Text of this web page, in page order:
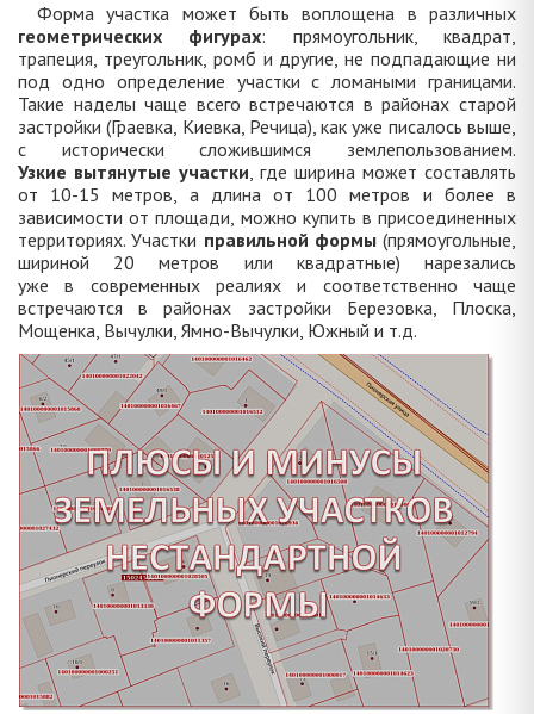
Форма участка может быть воплощена в различных
геометрических фигурах: прямоугольник, квадрат,
трапеция, треугольник, ромб и другие, не подпадающие ни
под одно определение участки с ломаными границами.
Такие наделы чаще всего встречаются в районах старой
застройки (Граевка, Киевка, Речица), как уже писалось выше,
с исторически сложившимся землепользованием.
Узкие вытянутые участки, где ширина может составлять
от 10-15 метров, а длина от 100 метров и более в
зависимости от площади, можно купить в присоединенных
территориях. Участки правильной формы(прямоугольные,
шириной 20 метров или квадратные) нарезались
уже в современных реалиях и соответственно чаще
встречаются в районах застройки Березовка, Плоска,
Мощенка, Вычулки, Ямно-Вычулки, Южный и т.д.